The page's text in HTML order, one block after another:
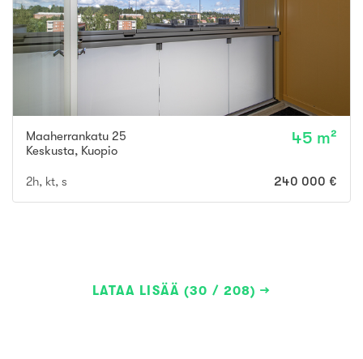
Maaherrankatu 25
Keskusta, Kuopio
45 m²
2h, kt, s 240 000 €
LATAA LISÄÄ (30 / 208)